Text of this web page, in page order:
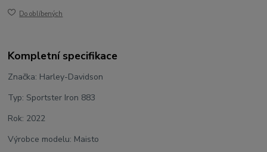
Do oblíbených
Kompletní specifikace
Značka: Harley-Davidson
Typ: Sportster Iron 883
Rok: 2022
Výrobce modelu: Maisto